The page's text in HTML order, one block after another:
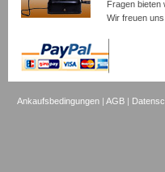
Fragen bieten
Wir freuen
Ankaufsbedingungen |AGB |